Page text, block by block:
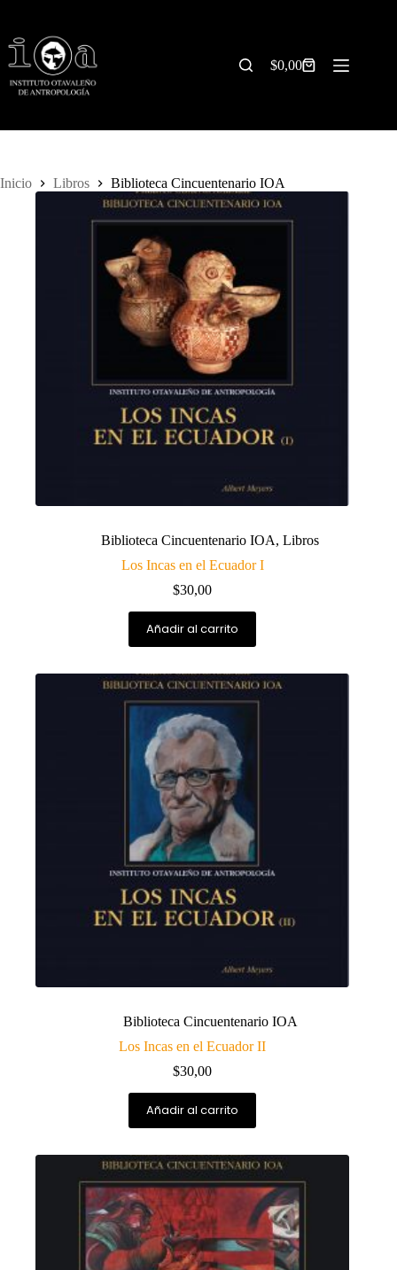
contenido
Carrito
$0,00
Inicio Libros Biblioteca Cincuentenario IOA
Biblioteca Cincuentenario IOA,Libros
Los Incas en el Ecuador I
$30,00
Añadir al carrito
Biblioteca Cincuentenario IOA
Los Incas en el Ecuador II
$30,00
Añadir al carrito